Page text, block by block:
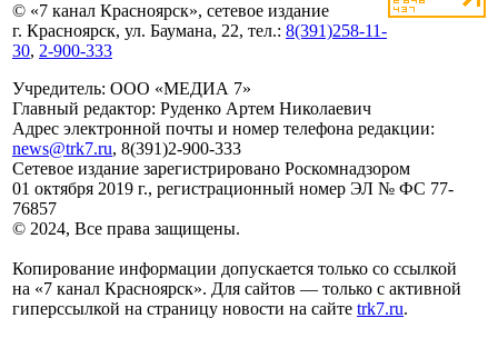
© «7 канал Красноярск», сетевое издание
г. Красноярск, ул. Баумана, 22, тел.: 8(391)258-11-
30, 2-900-333
Учредитель: ООО «МЕДИА 7»
Главный редактор: Руденко Артем Николаевич
Адрес электронной почты и номер телефона редакции:
news@trk7.ru, 8(391)2-900-333
Сетевое издание зарегистрировано Роскомнадзором
01 октября 2019 г., регистрационный номер ЭЛ № ФС 77-
76857
© 2024, Все права защищены.
Копирование информации допускается только со ссылкой
на «7 канал Красноярск». Для сайтов — только с активной
гиперссылкой на страницу новости на сайте trk7.ru.